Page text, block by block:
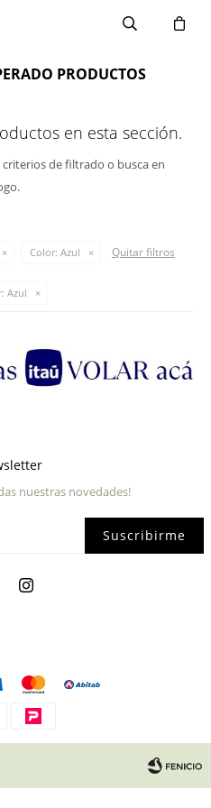
PRODUCTOS
en esta sección.
de filtrado o busca en
Color: Azul Quitar filtros
Azul
nuestras novedades!
Suscribirme
